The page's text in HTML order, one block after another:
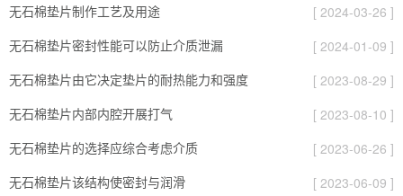
无石棉垫片制作工艺及用途
[ 2024-03-26 ]
无石棉垫片密封性能可以防止介质泄漏
[ 2024-01-09 ]
无石棉垫片由它决定垫片的耐热能力和强度
[ 2023-08-29 ]
无石棉垫片内部内腔开展打气
[ 2023-08-10 ]
无石棉垫片的选择应综合考虑介质
[ 2023-06-26 ]
无石棉垫片该结构使密封与润滑
[ 2023-06-09 ]